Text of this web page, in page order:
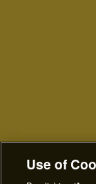
Use of